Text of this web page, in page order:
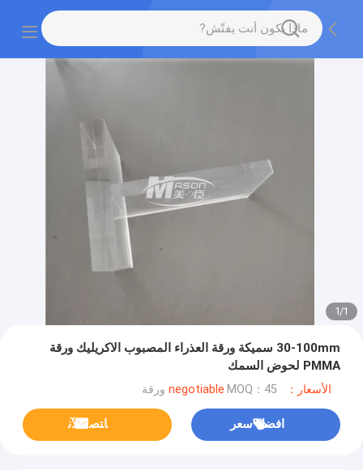
1
/
1
30-100mm سميكة ورقة العذراء المصبوب الاكريليك ورقة
PMMA لحوض السمك
الأسعار：negotiable MOQ：45 ورقة
افضل سعر ﺎﺘﺼﻟ ﺍﻶﻧ